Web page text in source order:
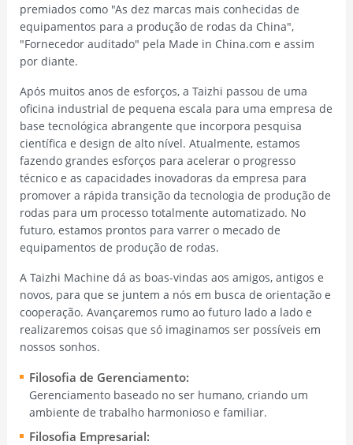
premiados como "As dez marcas mais conhecidas de
equipamentos para a produção de rodas da China",
"Fornecedor auditado" pela Made in China.com e assim
por diante.
Após muitos anos de esforços, a Taizhi passou de uma
oficina industrial de pequena escala para uma empresa de
base tecnológica abrangente que incorpora pesquisa
científica e design de alto nível. Atualmente, estamos
fazendo grandes esforços para acelerar o progresso
técnico e as capacidades inovadoras da empresa para
promover a rápida transição da tecnologia de produção de
rodas para um processo totalmente automatizado. No
futuro, estamos prontos para varrer o mecado de
equipamentos de produção de rodas.
A Taizhi Machine dá as boas-vindas aos amigos, antigos e
novos, para que se juntem a nós em busca de orientação e
cooperação. Avançaremos rumo ao futuro lado a lado e
realizaremos coisas que só imaginamos ser possíveis em
nossos sonhos.
Filosofia de Gerenciamento:
Gerenciamento baseado no ser humano, criando um
ambiente de trabalho harmonioso e familiar.
Filosofia Empresarial: